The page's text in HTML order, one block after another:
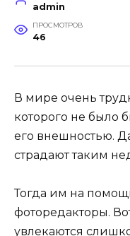
admin
ПРОСМОТРОВ
46
В мире очень
которого не было
его внешностью.
страдают таким
Тогда им на
фоторедакторы.
увлекаются